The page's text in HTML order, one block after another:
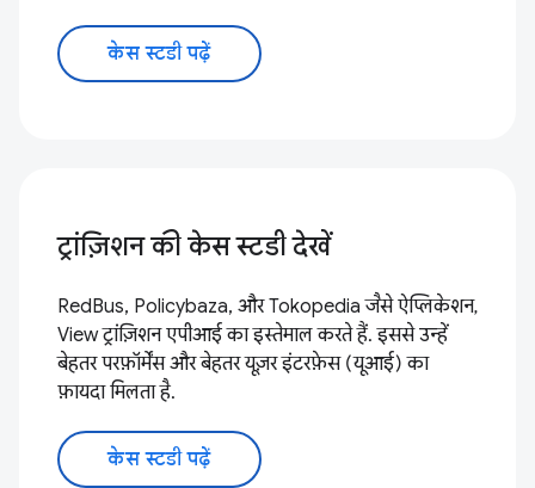
केस स्टडी पढ़ें
ट्रांज़िशन की केस स्टडी देखें
RedBus, Policybaza, और Tokopedia जैसे ऐप्लिकेशन,
View ट्रांज़िशन एपीआई का इस्तेमाल करते हैं. इससे उन्हें
बेहतर परफ़ॉर्मेंस और बेहतर यूज़र इंटरफ़ेस (यूआई) का
फ़ायदा मिलता है.
केस स्टडी पढ़ें